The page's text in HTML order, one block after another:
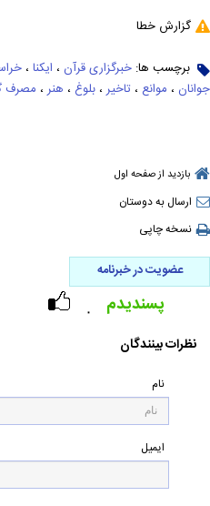
گزارش خطا
برچسب ها: خبرگزاری قرآن ، ایکنا ،
جوانان ، موانع ، تاخیر ، بلوغ ، هنر ، مصرف
بازدید از صفحه اول
ارسال به دوستان
نسخه چاپی
عضویت در خبرنامه
۰ پسندیدم
نظرات بینندگان
نام
ایمیل